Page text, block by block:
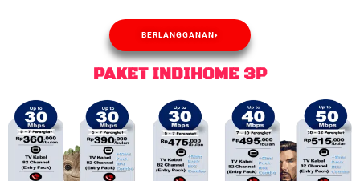
BERLANGGANAN
PAKET INDIHOME 3P